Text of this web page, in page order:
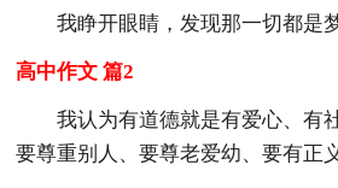
我睁开眼睛，发现那一切都是梦
高中作文 篇2
我认为有道德就是有爱心、有
要尊重别人、要尊老爱幼、要有